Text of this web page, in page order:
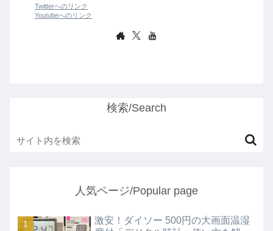
Twitterへのリンク
Youtubeへのリンク
検索/Search
人気ページ/Popular page
激安！ダイソー 500円の大画面温湿